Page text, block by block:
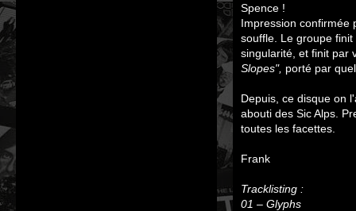
Spence !
Impression confirmée
souffle. Le groupe
singularité, et finit par
Slopes", porté par
Depuis, ce disque on
abouti des Sic Alps.
toutes les facettes.
Frank
Tracklisting :
01 – Glyphs